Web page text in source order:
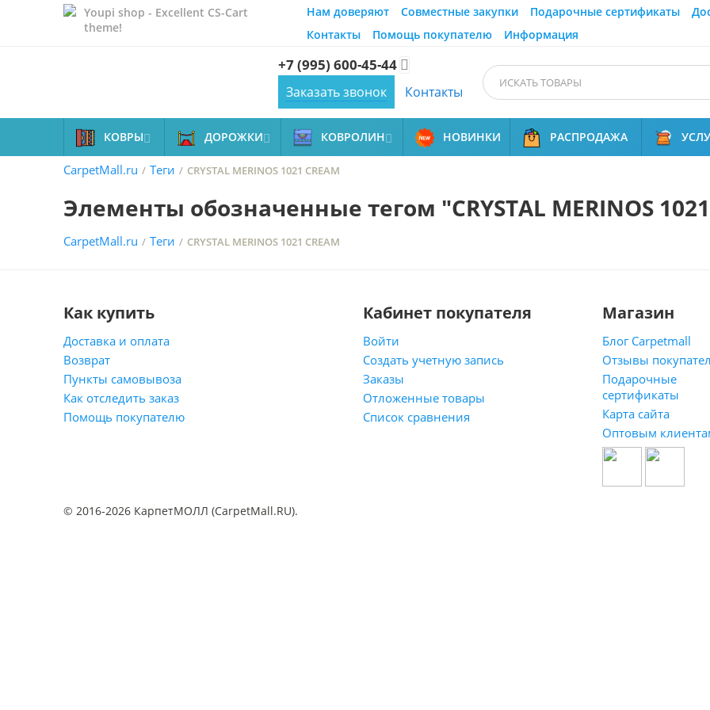
Youpi shop - Excellent CS-Cart
theme!
Нам доверяют Совместные закупки Подарочные сертификаты
Контакты
Помощь покупателю Информация
+7 (995) 600-45-44 
Заказать звонок Контакты
КОВРЫ ДОРОЖКИ КОВРОЛИН НОВИНКИ РАСПРОДАЖА
CarpetMall.ru / Теги / CRYSTAL MERINOS 1021 CREAM
Элементы обозначенные тегом "CRYSTAL MERINOS 1021
CarpetMall.ru / Теги / CRYSTAL MERINOS 1021 CREAM
Как купить
Доставка и оплата
Возврат
Пункты самовывоза
Как отследить заказ
Помощь покупателю
Кабинет покупателя
Войти
Создать учетную запись
Заказы
Отложенные товары
Список сравнения
Магазин
Блог Carpetmall
Отзывы
Подарочные
сертификаты
Карта сайта
Оптовым
© 2016-2026 КарпетМОЛЛ (CarpetMall.RU).